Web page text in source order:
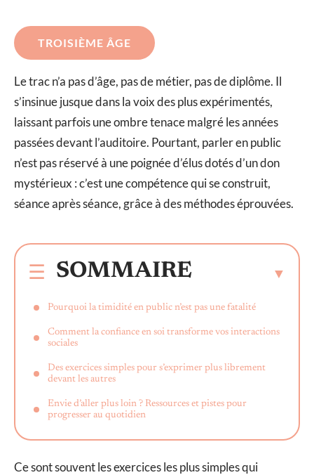
TROISIÈME ÂGE
Le trac n’a pas d’âge, pas de métier, pas de diplôme. Il
s’insinue jusque dans la voix des plus expérimentés,
laissant parfois une ombre tenace malgré les années
passées devant l’auditoire. Pourtant, parler en public
n’est pas réservé à une poignée d’élus dotés d’un don
mystérieux : c’est une compétence qui se construit,
séance après séance, grâce à des méthodes éprouvées.
SOMMAIRE
Pourquoi la timidité en public n’est pas une fatalité
Comment la confiance en soi transforme vos interactions
sociales
Des exercices simples pour s’exprimer plus librement
devant les autres
Envie d’aller plus loin ? Ressources et pistes pour
progresser au quotidien
Ce sont souvent les exercices les plus simples qui